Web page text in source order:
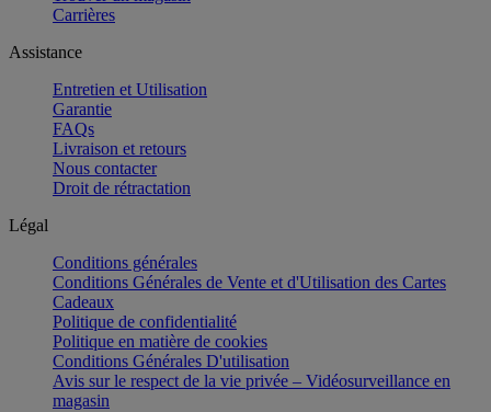
Carrières
Assistance
Entretien et Utilisation
Garantie
FAQs
Livraison et retours
Nous contacter
Droit de rétractation
Légal
Conditions générales
Conditions Générales de Vente et d'Utilisation des Cartes
Cadeaux
Politique de confidentialité
Politique en matière de cookies
Conditions Générales D'utilisation
Avis sur le respect de la vie privée – Vidéosurveillance en
magasin